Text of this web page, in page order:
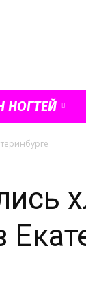
НОГТЕЙ